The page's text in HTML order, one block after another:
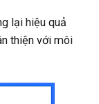
lại hiệu quả
thiện với môi